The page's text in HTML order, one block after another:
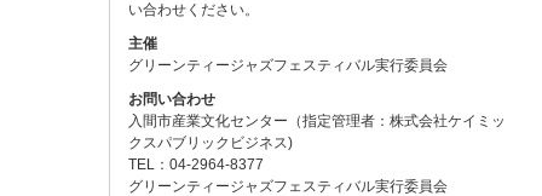
い合わせください。
主催
グリーンティージャズフェスティバル実行委員会
お問い合わせ
入間市産業文化センター（指定管理者：株式会社ケイミッ
クスパブリックビジネス)
TEL：04-2964-8377
グリーンティージャズフェスティバル実行委員会